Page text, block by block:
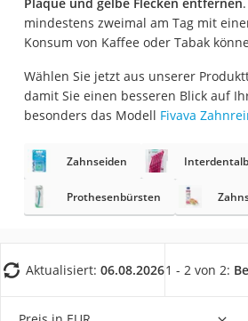
mindestens zweimal am Tag mit
Konsum von Kaffee oder Tabak
Wählen Sie jetzt aus unserer
damit Sie einen besseren Blick auf
besonders das Modell Fivava
Zahnseiden
Prothesenbürsten
Aktualisiert: 06.08.20261 - 2 von 2: